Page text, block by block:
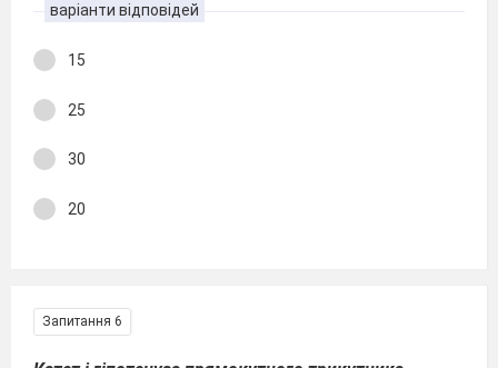
варіанти відповідей
15
25
30
20
Запитання 6